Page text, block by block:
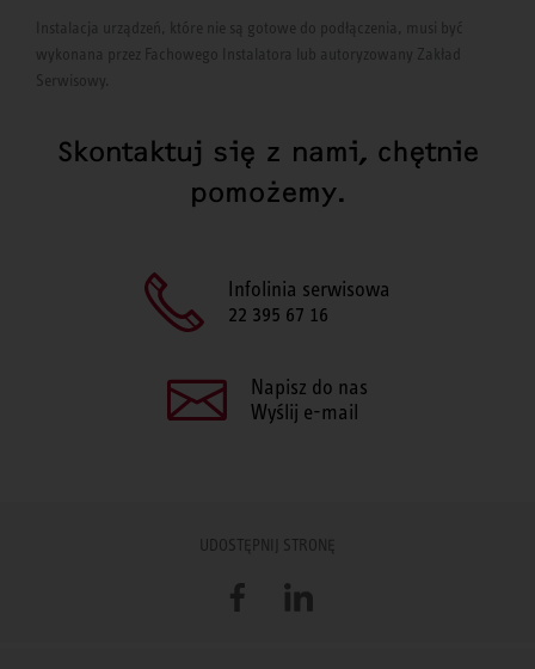
Instalacja urządzeń, które nie są gotowe do podłączenia, musi być
wykonana przez Fachowego Instalatora lub autoryzowany Zakład
Serwisowy.
Skontaktuj się z nami, chętnie
pomożemy.
Infolinia serwisowa
22 395 67 16
Napisz do nas
Wyślij e-mail
UDOSTĘPNIJ STRONĘ
FacebookLinkedIn